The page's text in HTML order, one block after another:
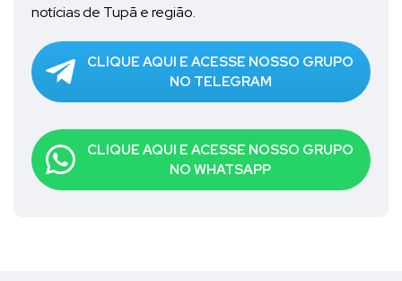
notícias de Tupã e região.
CLIQUE AQUI E ACESSE NOSSO GRUPO
NO TELEGRAM
CLIQUE AQUI E ACESSE NOSSO GRUPO
NO WHATSAPP